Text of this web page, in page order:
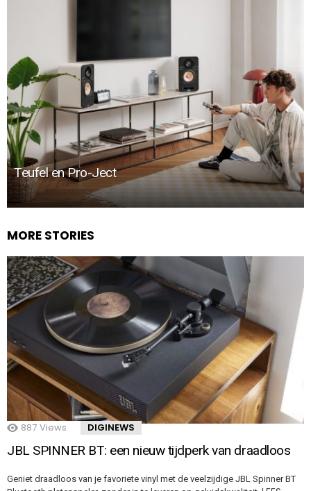
Teufel en Pro-Ject
MORE STORIES
887 Views DIGINEWS
JBL SPINNER BT: een nieuw tijdperk van draadloos
Geniet draadloos van je favoriete vinyl met de veelzijdige JBL Spinner BT